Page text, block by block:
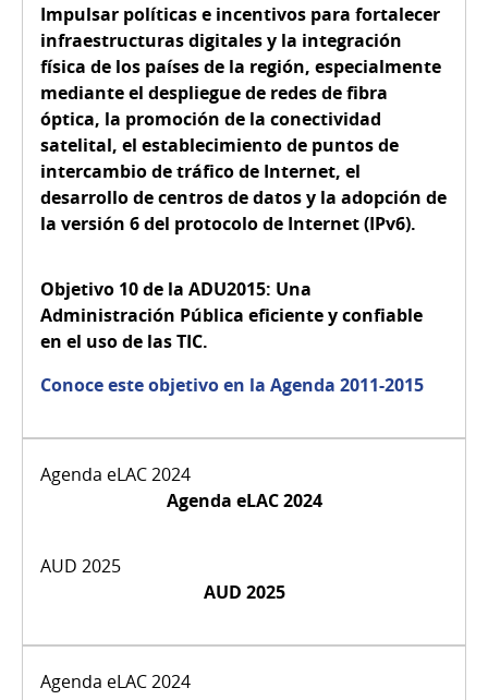
Impulsar políticas e incentivos para fortalecer
infraestructuras digitales y la integración
física de los países de la región, especialmente
mediante el despliegue de redes de fibra
óptica, la promoción de la conectividad
satelital, el establecimiento de puntos de
intercambio de tráfico de Internet, el
desarrollo de centros de datos y la adopción de
la versión 6 del protocolo de Internet (IPv6).
Objetivo 10 de la ADU2015: Una
Administración Pública eficiente y confiable
en el uso de las TIC.
Conoce este objetivo en la Agenda 2011-2015
Agenda eLAC 2024
AUD 2025